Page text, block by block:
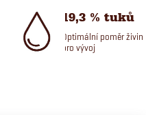
19,3 % tuků
Optimální poměr živin
pro vývoj